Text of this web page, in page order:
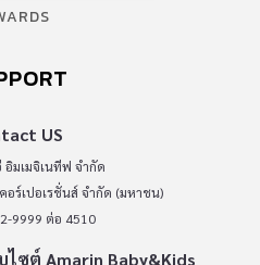
US
อิมเมจิเนทีฟ จำกัด
อร์เปอเรชั่นส์ จำกัด (มหาชน)
9999 ต่อ 4510
ซต์ Amarin Baby&Kids